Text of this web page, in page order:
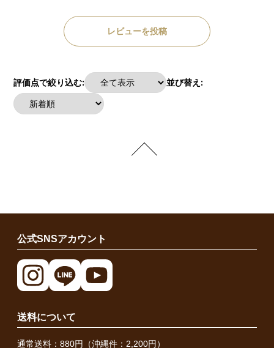
レビューを投稿
評価点で絞り込む: 並び替え:
公式SNSアカウント
送料について
通常送料：880円（沖縄件：2,200円）